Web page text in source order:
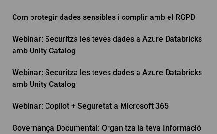
Com protegir dades sensibles i complir amb el RGPD
Webinar: Securitza les teves dades a Azure Databricks
amb Unity Catalog
Webinar: Securitza les teves dades a Azure Databricks
amb Unity Catalog
Webinar: Copilot + Seguretat a Microsoft 365
Governança Documental: Organitza la teva Informació